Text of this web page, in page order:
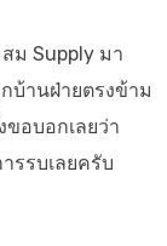
ม Supply มา
บ้านฝ่ายตรงข้าม
อบอกเลยว่า
รบเลยครับ